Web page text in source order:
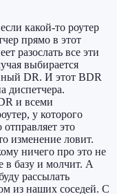
какой-то роутер
прямо в этот
разослать все эти
выбирается
DR. И этот BDR
диспетчера.
и всеми
у которого
это
изменение ловит.
ничего про это не
в базу и молчит. А
рассылать
из наших соседей. С